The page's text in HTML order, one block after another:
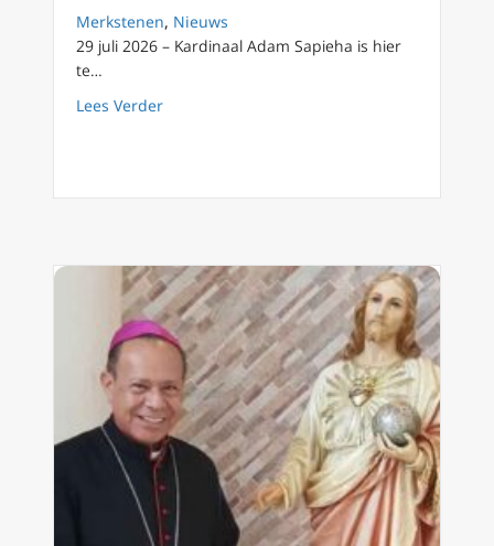
Merkstenen, Nieuws
29 juli 2026 – Kardinaal Adam Sapieha is hier
te…
Lees Verderabout 75 jaar na zijn overlijden leeft het